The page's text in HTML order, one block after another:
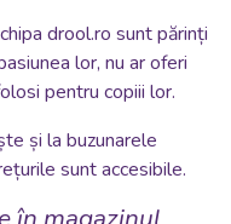
drool.ro sunt părinți
lor, nu ar oferi
pentru copiii lor.
și la buzunarele
sunt accesibile.